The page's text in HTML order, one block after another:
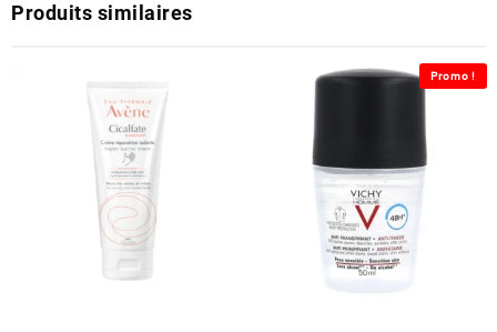
Produits similaires
Promo !